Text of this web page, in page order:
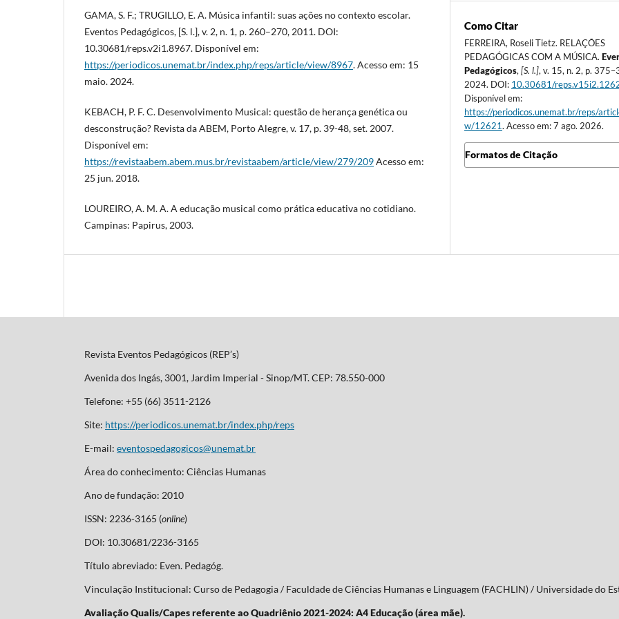
GAMA, S. F.; TRUGILLO, E. A. Música infantil: suas ações no contexto escolar.
Eventos Pedagógicos, [S. l.], v. 2, n. 1, p. 260–270, 2011. DOI:
10.30681/reps.v2i1.8967. Disponível em:
https://periodicos.unemat.br/index.php/reps/article/view/8967. Acesso em: 15
maio. 2024.
KEBACH, P. F. C. Desenvolvimento Musical: questão de herança genética ou
desconstrução? Revista da ABEM, Porto Alegre, v. 17, p. 39-48, set. 2007.
Disponível em:
https://revistaabem.abem.mus.br/revistaabem/article/view/279/209Acesso em:
25 jun. 2018.
LOUREIRO, A. M. A. A educação musical como prática educativa no cotidiano.
Campinas: Papirus, 2003.
Como Citar
FERREIRA, Roseli Tietz. RELAÇÕES
PEDAGÓGICAS COM A MÚSICA.
Pedagógicos,[S. l.], v. 15, n. 2, p.
2024. DOI: 10.30681/
Disponível em:
https://periodicos.unemat.br/reps/
w/12621. Acesso em: 7 ago. 2026.
Formatos de Citação
Revista Eventos Pedagógicos (REP’s)
Avenida dos Ingás, 3001, Jardim Imperial - Sinop/MT. CEP: 78.550-000
Telefone: +55 (66) 3511-2126
Site: https://periodicos.unemat.br/index.php/reps
E-mail: eventospedagogicos@unemat.br
Área do conhecimento: Ciências Humanas
Ano de fundação: 2010
ISSN: 2236-3165 (online)
DOI: 10.30681/2236-3165
Título abreviado: Even. Pedagóg.
Vinculação Institucional: Curso de Pedagogia / Faculdade de Ciências Humanas e Linguagem (FACHLIN) / Universidade do
Avaliação Qualis/Capes referente ao Quadriênio 2021-2024: A4 Educação (área mãe).